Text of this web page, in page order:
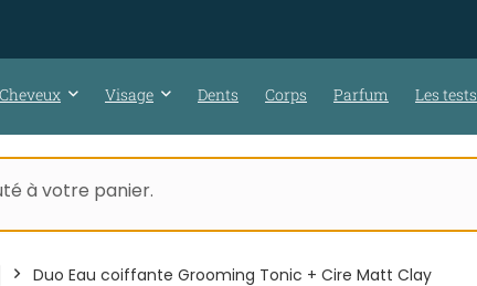
Cheveux Visage Dents Corps Parfum Les tests
à votre panier.
Duo Eau coiffante Grooming Tonic + Cire Matt Clay